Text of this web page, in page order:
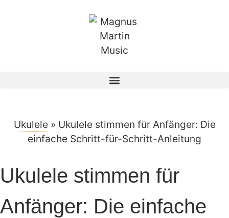
Ukulele» Ukulele stimmen für Anfänger: Die
einfache Schritt-für-Schritt-Anleitung
Ukulele stimmen für
Anfänger: Die einfache